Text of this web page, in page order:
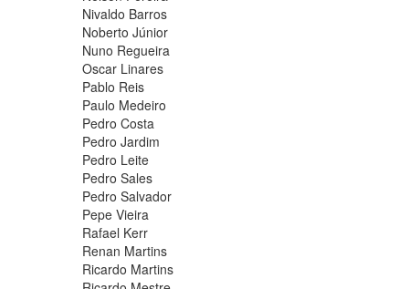
Nivaldo Barros
Noberto Júnior
Nuno Regueira
Oscar Linares
Pablo Reis
Paulo Medeiro
Pedro Costa
Pedro Jardim
Pedro Leite
Pedro Sales
Pedro Salvador
Pepe Vieira
Rafael Kerr
Renan Martins
Ricardo Martins